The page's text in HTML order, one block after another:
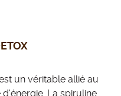
un véritable allié au
La spiruline